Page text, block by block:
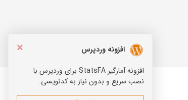
×
افزونه وردپرس
افزونه آمارگیر StatsFA برای وردپرس با
نصب سریع و بدون نیاز به کدنویسی.